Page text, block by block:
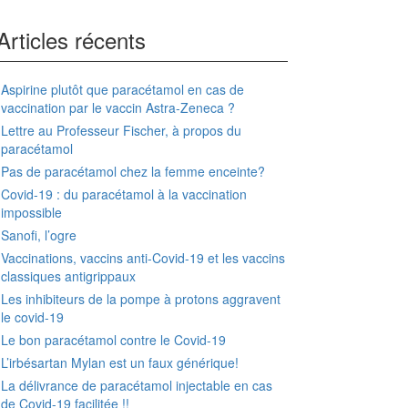
récents
Aspirine plutôt que paracétamol en cas de
vaccination par le vaccin Astra-Zeneca ?
Lettre au Professeur Fischer, à propos du
paracétamol
Pas de paracétamol chez la femme enceinte?
Covid-19 : du paracétamol à la vaccination
impossible
Sanofi, l’ogre
Vaccinations, vaccins anti-Covid-19 et les vaccins
classiques antigrippaux
Les inhibiteurs de la pompe à protons aggravent
le covid-19
Le bon paracétamol contre le Covid-19
L’irbésartan Mylan est un faux générique!
La délivrance de paracétamol injectable en cas
de Covid-19 facilitée !!